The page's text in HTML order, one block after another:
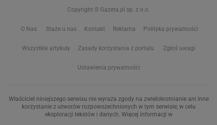
Copyright © Gazeta.pl sp. z o.o.
O Nas Staże u nas Kontakt Reklama Polityka prywatności
Wszystkie artykuły Zasady korzystania z portalu Zgłoś uwagi
Ustawienia prywatności
Właściciel niniejszego serwisu nie wyraża zgody na zwielokrotnianie ani inne
korzystanie z utworów rozpowszechnionych w tym serwisie, w celu
eksploracji tekstów i danych. Więcej informacji w